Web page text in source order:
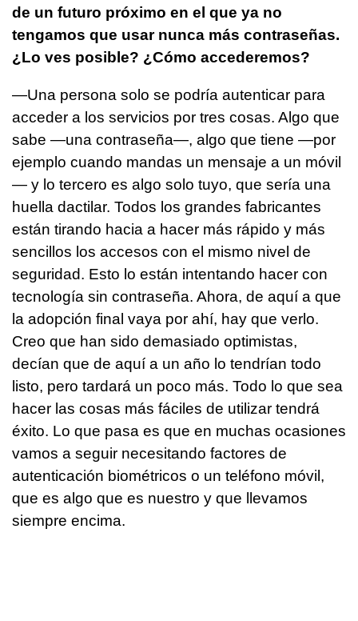
de un futuro próximo en el que ya no
tengamos que usar nunca más contraseñas.
¿Lo ves posible? ¿Cómo accederemos?
—Una persona solo se podría autenticar para
acceder a los servicios por tres cosas. Algo que
sabe —una contraseña—, algo que tiene —por
ejemplo cuando mandas un mensaje a un móvil
— y lo tercero es algo solo tuyo, que sería una
huella dactilar. Todos los grandes fabricantes
están tirando hacia a hacer más rápido y más
sencillos los accesos con el mismo nivel de
seguridad. Esto lo están intentando hacer con
tecnología sin contraseña. Ahora, de aquí a que
la adopción final vaya por ahí, hay que verlo.
Creo que han sido demasiado optimistas,
decían que de aquí a un año lo tendrían todo
listo, pero tardará un poco más. Todo lo que sea
hacer las cosas más fáciles de utilizar tendrá
éxito. Lo que pasa es que en muchas ocasiones
vamos a seguir necesitando factores de
autenticación biométricos o un teléfono móvil,
que es algo que es nuestro y que llevamos
siempre encima.